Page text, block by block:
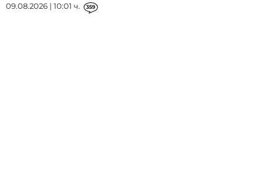
09.08.2026 | 10:01 ч. 359